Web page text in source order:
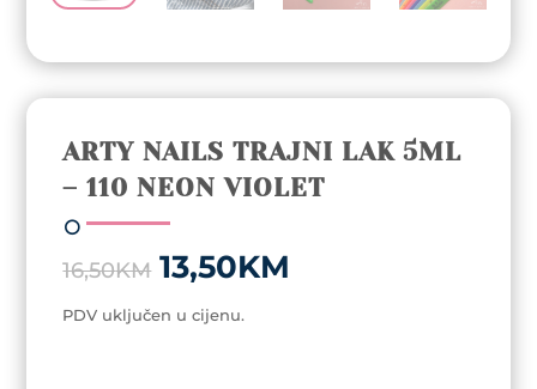
ARTY NAILS TRAJNI LAK 5ML
– 110 NEON VIOLET
16,50KM Original
price
was:
13,50KM
PDV uključen u cijenu.